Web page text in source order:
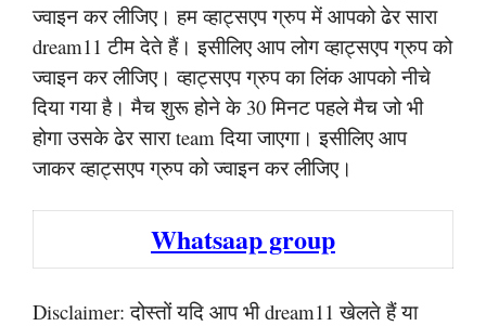
ज्वाइन कर लीजिए। हम व्हाट्सएप ग्रुप में आपको ढेर सारा
dream11 टीम देते हैं। इसीलिए आप लोग व्हाट्सएप ग्रुप को
ज्वाइन कर लीजिए। व्हाट्सएप ग्रुप का लिंक आपको नीचे
दिया गया है। मैच शुरू होने के 30 मिनट पहले मैच जो भी
होगा उसके ढेर सारा team दिया जाएगा। इसीलिए आप
जाकर व्हाट्सएप ग्रुप को ज्वाइन कर लीजिए।
Whatsaap group
Disclaimer: दोस्तों यदि आप भी dream11 खेलते हैं या